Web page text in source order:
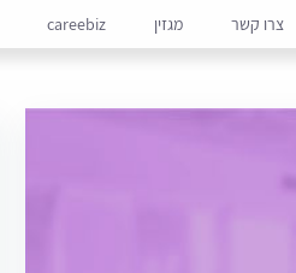
צרו קשר מגזין careebiz